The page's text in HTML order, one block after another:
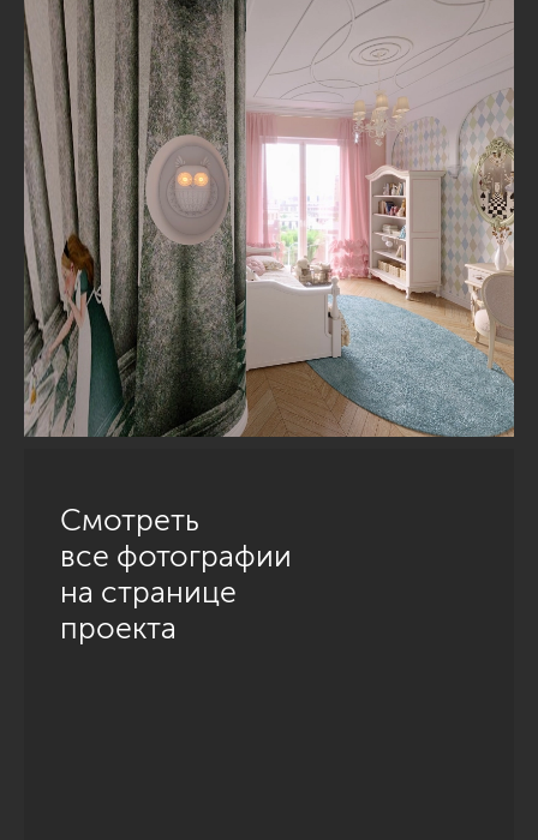
Смотреть
все фотографии
на странице
проекта